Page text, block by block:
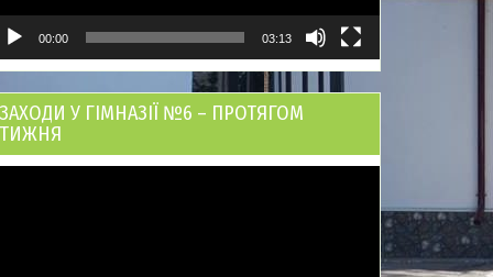
00:00 03:13
ЗАХОДИ У ГІМНАЗІЇ №6 – ПРОТЯГОМ
ТИЖНЯ